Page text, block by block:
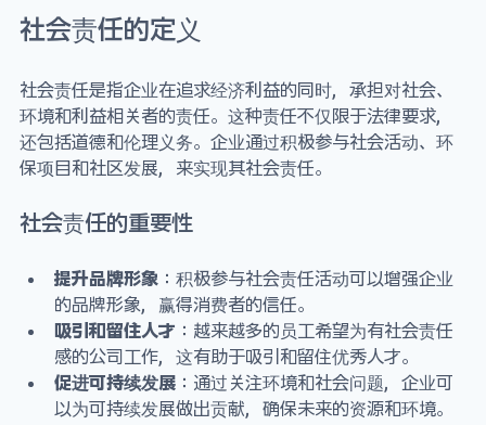
社会责任的定义
社会责任是指企业在追求经济利益的同时，承担对社会、
环境和利益相关者的责任。这种责任不仅限于法律要求，
还包括道德和伦理义务。企业通过积极参与社会活动、环
保项目和社区发展，来实现其社会责任。
社会责任的重要性
提升品牌形象 ：积极参与社会责任活动可以增强企业
的品牌形象，赢得消费者的信任。
吸引和留住人才 ：越来越多的员工希望为有社会责任
感的公司工作，这有助于吸引和留住优秀人才。
促进可持续发展 ：通过关注环境和社会问题，企业可
以为可持续发展做出贡献，确保未来的资源和环境。